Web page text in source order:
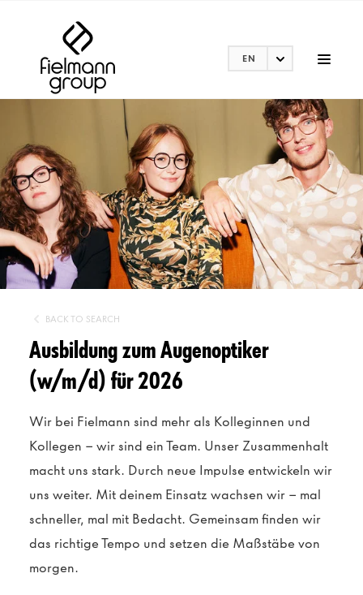
EN
BACK TO SEARCH
Ausbildung zum Augenoptiker
(w/m/d) für 2026
Wir bei Fielmann sind mehr als Kolleginnen und
Kollegen – wir sind ein Team. Unser Zusammenhalt
macht uns stark. Durch neue Impulse entwickeln wir
uns weiter. Mit deinem Einsatz wachsen wir – mal
schneller, mal mit Bedacht. Gemeinsam finden wir
das richtige Tempo und setzen die Maßstäbe von
morgen.